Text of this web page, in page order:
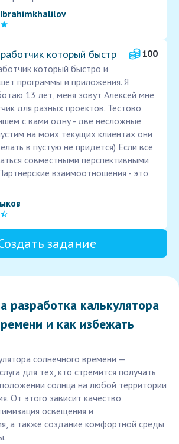
который быстр
100
который быстро и
программы и приложения. Я
13 лет, меня зовут Алексей мне
для разных проектов. Тестово
с вами одну - две несложные
на моих текущих клиентах они
в пустую не придется) Если все
совместными перспективными
взаимоотношения - это
задание
разработка калькулятора
и как избежать
солнечного времени —
для тех, кто стремится получать
солнца на любой территории
От этого зависит качество
освещения и
а также создание комфортной среды